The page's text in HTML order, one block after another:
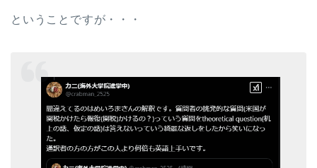
ということですが・・・